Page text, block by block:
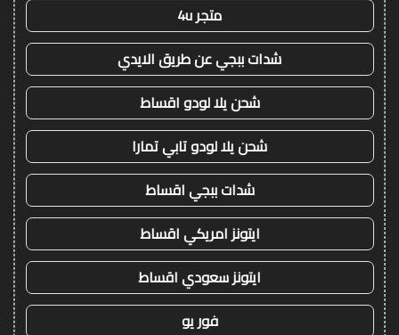
متجر 4u
شدات ببجي عن طريق الايدي
شحن يلا لودو اقساط
شحن يلا لودو تابي تمارا
شدات ببجي اقساط
ايتونز امريكي اقساط
ايتونز سعودي اقساط
فور يو